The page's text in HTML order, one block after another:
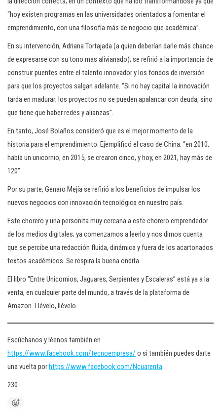
“hoy existen programas en las universidades orientados a fomentar el
emprendimiento, con una filosofía más de negocio que académica”.
En su intervención, Adriana Tortajada (a quien deberían darle más chance
de expresarse con su tono mas alivianado); se refirió a la importancia de
construir puentes entre el talento innovador y los fondos de inversión
para que los proyectos salgan adelante. “Si no hay capital la innovación
tarda en madurar; los proyectos no se pueden apalancar con deuda, sino
que tiene que haber redes y alianzas”.
En tanto, José Bolaños consideró que es el mejor momento de la
historia para el emprendimiento. Ejemplificó el caso de China: “en 2010,
había un unicornio; en 2015, se crearon cinco, y hoy, en 2021, hay más de
120”.
Por su parte, Genaro Mejía se refirió a los beneficios de impulsar los
nuevos negocios con innovación tecnológica en nuestro país.
Este chorero y una personita muy cercana a este chorero emprendedor
de los medios digitales; ya comenzamos a leerlo y nos dimos cuenta
que se percibe una redacción fluida, dinámica y fuera de los acartonados
textos académicos. Se respira la buena ondita.
El libro “Entre Unicornios, Jaguares, Serpientes y Escaleras” está ya a la
venta, en cualquier parte del mundo, a través de la plataforma de
Amazon. Llévelo, llévelo.
Escúchanos y léenos también en
https://www.facebook.com/tecnoempresa/ o si también puedes darte
una vuelta porhttps://www.facebook.com/Ncuarenta.
230